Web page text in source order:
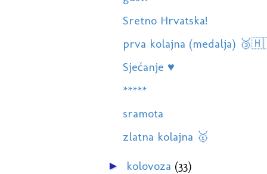
Sretno Hrvatska!
prva kolajna (medalja)
Sjećanje ♥️
*****
sramota
zlatna kolajna 🥇
► kolovoza (33)